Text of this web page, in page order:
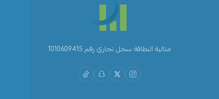
مثالية النظافة سجل تجاري رقم 1010609415